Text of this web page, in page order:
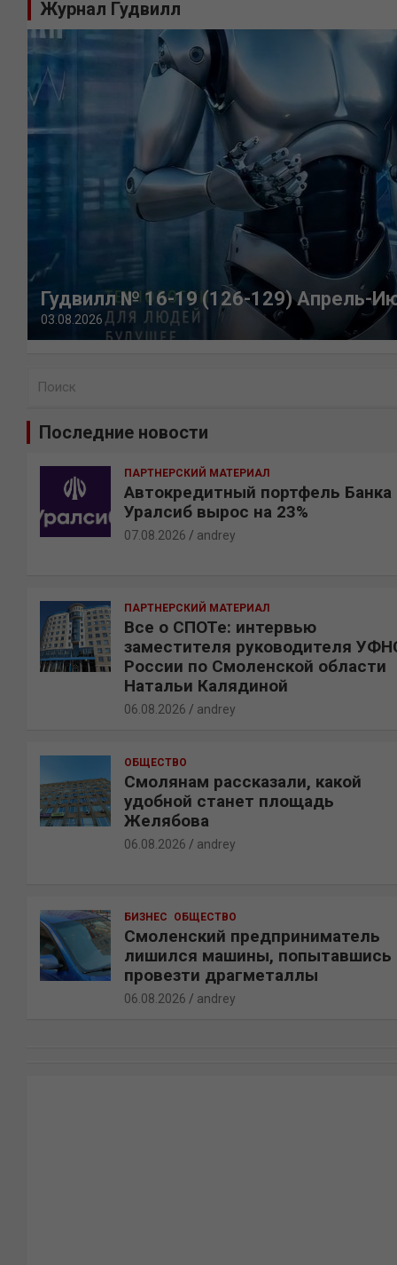
Журнал Гудвилл
Гудвилл № 16-19 (126-129) Апрель-
03.08.2026
Последние новости
ПАРТНЕРСКИЙ МАТЕРИАЛ
Автокредитный портфель Банка
Уралсиб вырос на 23%
07.08.2026 andrey
ПАРТНЕРСКИЙ МАТЕРИАЛ
Все о СПОТе: интервью
заместителя руководителя
России по Смоленской области
Натальи Калядиной
06.08.2026 andrey
ОБЩЕСТВО
Смолянам рассказали, какой
удобной станет площадь
Желябова
06.08.2026 andrey
БИЗНЕС ОБЩЕСТВО
Смоленский предприниматель
лишился машины, попытавшись
провезти драгметаллы
06.08.2026 andrey